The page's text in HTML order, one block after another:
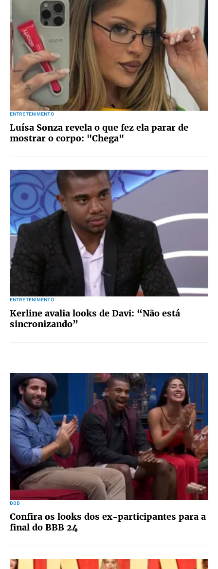
ENTRETENIMENTO
Luísa Sonza revela o que fez ela parar de
mostrar o corpo: "Chega"
ENTRETENIMENTO
Kerline avalia looks de Davi: “Não está
sincronizando”
BBB
Confira os looks dos ex-participantes para a
final do BBB 24